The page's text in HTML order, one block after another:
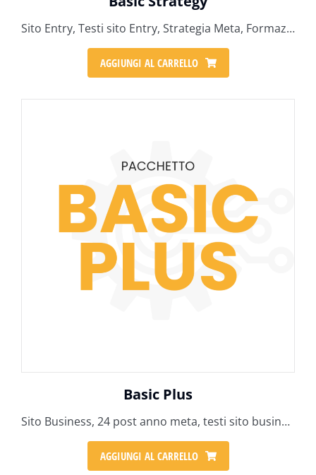
Sito Entry, Testi sito Entry, Strategia Meta, Formazione Social, 6 ore tecniche
AGGIUNGI AL CARRELLO
Basic Plus
Sito Business, 24 post anno meta, testi sito business, 6 ore grafiche
AGGIUNGI AL CARRELLO